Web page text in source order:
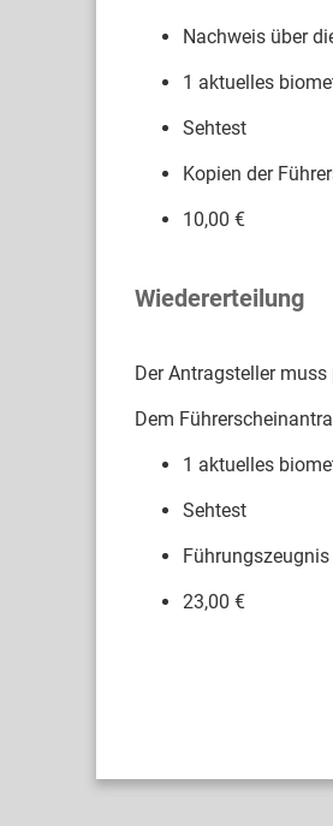
Nachweis über
1 aktuelles
Sehtest
Kopien der
10,00 €
Wiedererteilung
Der Antragsteller
Dem
1 aktuelles
Sehtest
23,00 €